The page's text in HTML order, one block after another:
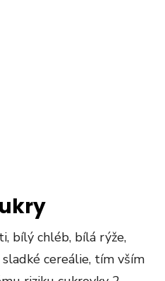
bílý chléb, bílá rýže,
sladké cereálie, tím vším